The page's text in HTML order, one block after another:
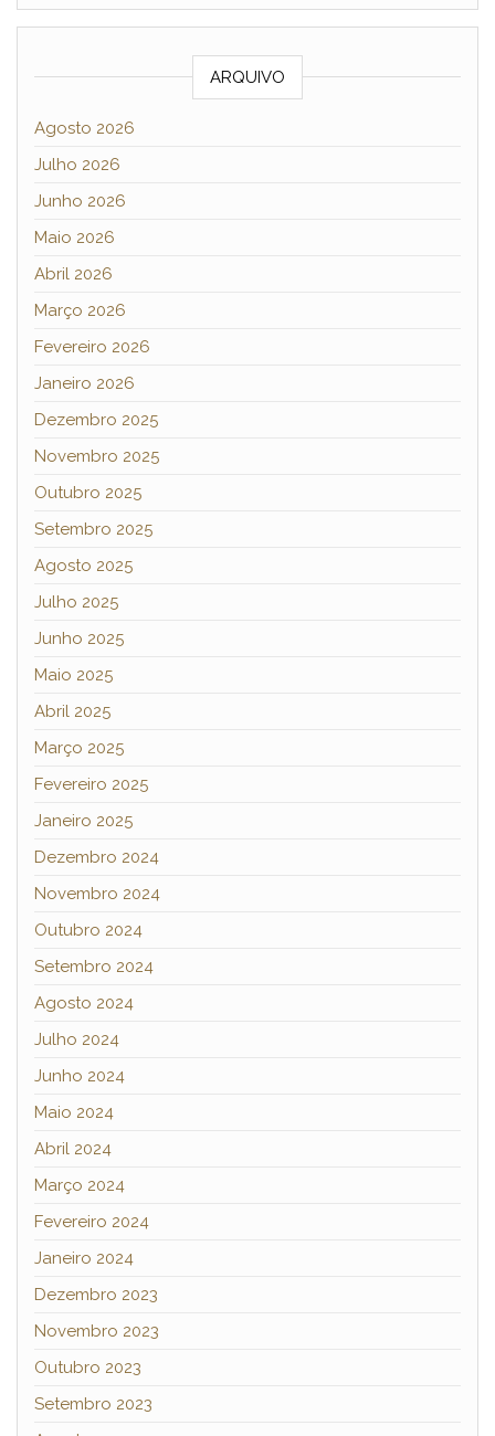
ARQUIVO
Agosto 2026
Julho 2026
Junho 2026
Maio 2026
Abril 2026
Março 2026
Fevereiro 2026
Janeiro 2026
Dezembro 2025
Novembro 2025
Outubro 2025
Setembro 2025
Agosto 2025
Julho 2025
Junho 2025
Maio 2025
Abril 2025
Março 2025
Fevereiro 2025
Janeiro 2025
Dezembro 2024
Novembro 2024
Outubro 2024
Setembro 2024
Agosto 2024
Julho 2024
Junho 2024
Maio 2024
Abril 2024
Março 2024
Fevereiro 2024
Janeiro 2024
Dezembro 2023
Novembro 2023
Outubro 2023
Setembro 2023